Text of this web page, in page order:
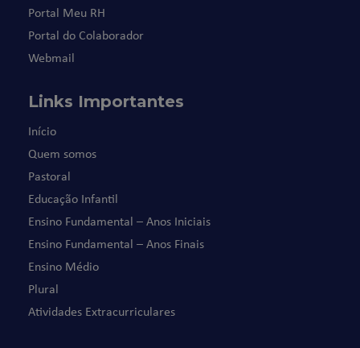
Portal Meu RH
Portal do Colaborador
Webmail
Links Importantes
Início
Quem somos
Pastoral
Educação Infantil
Ensino Fundamental – Anos Iniciais
Ensino Fundamental – Anos Finais
Ensino Médio
Plural
Atividades Extracurriculares